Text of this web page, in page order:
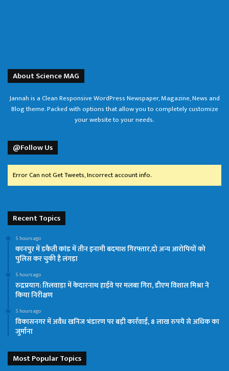
About Science MAG
Jannah is a Clean Responsive WordPress Newspaper, Magazine, News and
Blog theme. Packed with options that allow you to completely customize
your website to your needs.
@Follow Us
Error Can not Get Tweets, Incorrect account info.
Recent Topics
5 hours ago
कानपुर में डकैती कांड में तीन इनामी बदमाश गिरफ्तार,दो अन्य आरोपियों को
पुलिस कर चुकी है लंगड़ा
5 hours ago
रुद्रप्रयाग: तिलवाड़ा में केदारनाथ हाईवे पर मलबा गिरा, डीएम विशाल मिश्रा ने
किया निरीक्षण
5 hours ago
विकासनगर में अवैध खनिज भंडारण पर बड़ी कार्रवाई, 8 लाख रुपये से अधिक का
जुर्माना
Most Popular Topics